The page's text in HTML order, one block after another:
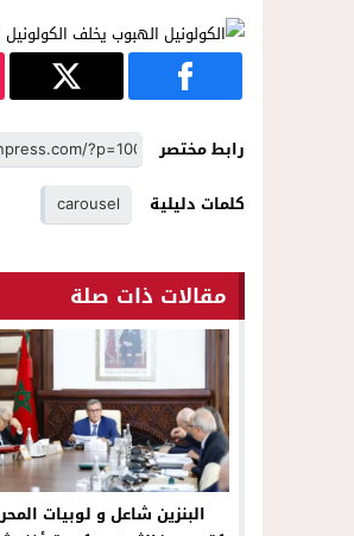
رابط مختصر
كلمات دليلية
carousel
مقالات ذات صلة
البنزين شاعل و لوبيات